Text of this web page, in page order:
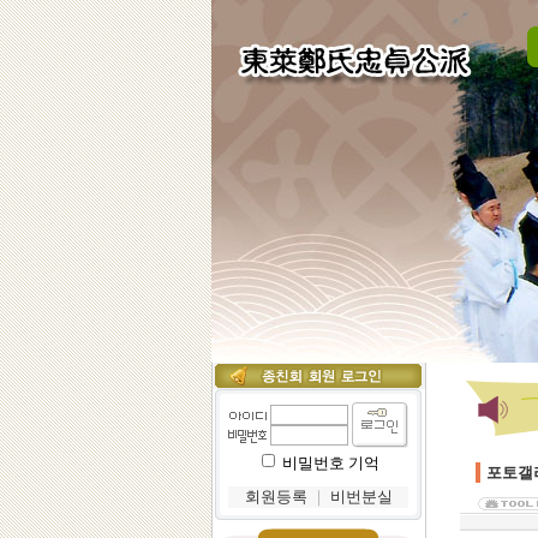
비밀번호 기억
회원등록
비번분실
포토갤